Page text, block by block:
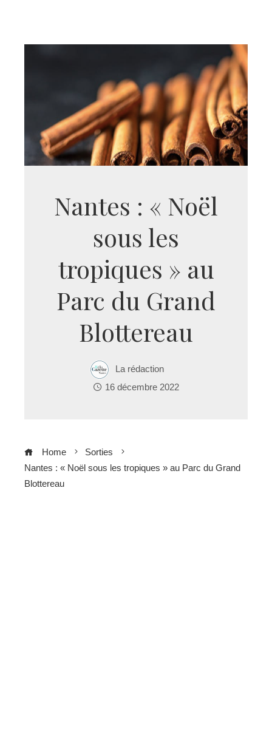
Nantes : « Noël
sous les
tropiques » au
Parc du Grand
Blottereau
La rédaction
16 décembre 2022
Home
Sorties
Nantes : « Noël sous les tropiques » au Parc du Grand
Blottereau